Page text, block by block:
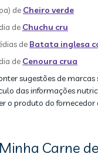
de Cheiro verde
de Chuchu cru
de Batata inglesa
de Cenoura crua
sugestões de
das informações
o produto do fornecedor
Carne